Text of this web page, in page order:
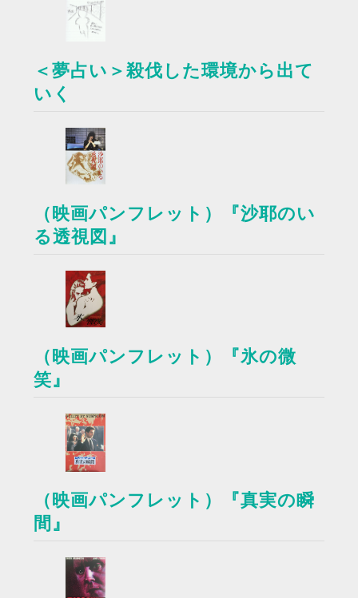
＜夢占い＞殺伐した環境から出て
いく
（映画パンフレット）『沙耶のい
る透視図』
（映画パンフレット）『氷の微
笑』
（映画パンフレット）『真実の瞬
間』